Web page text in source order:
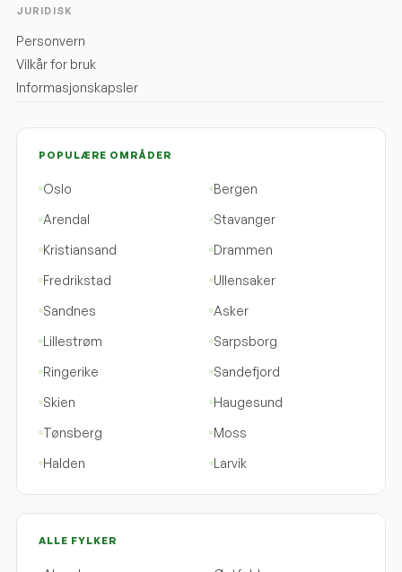
JURIDISK
Personvern
Vilkår for bruk
Informasjonskapsler
POPULÆRE OMRÅDER
Oslo
Bergen
Arendal
Stavanger
Kristiansand
Drammen
Fredrikstad
Ullensaker
Sandnes
Asker
Lillestrøm
Sarpsborg
Ringerike
Sandefjord
Skien
Haugesund
Tønsberg
Moss
Halden
Larvik
ALLE FYLKER